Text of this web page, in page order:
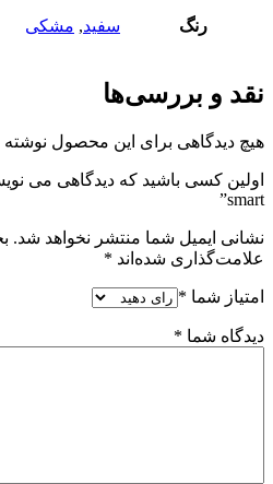
رنگ سفید, مشکی
نقد و بررسی‌ها
هیچ دیدگاهی برای این محصول
اولین کسی باشید که دیدگاهی می
smart”
نشانی ایمیل شما منتشر نخواهد شد.
علامت‌گذاری شده‌اند *
امتیاز شما *
دیدگاه شما *